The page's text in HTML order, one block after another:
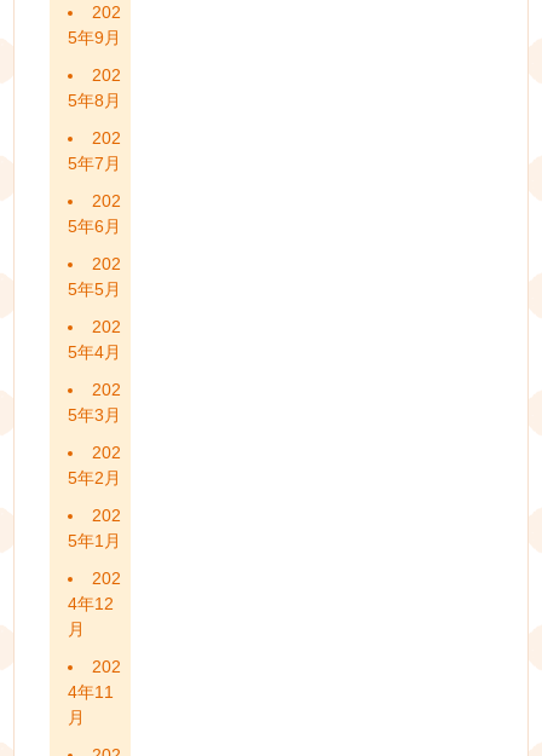
202
5年9月
202
5年8月
202
5年7月
202
5年6月
202
5年5月
202
5年4月
202
5年3月
202
5年2月
202
5年1月
202
4年12
月
202
4年11
月